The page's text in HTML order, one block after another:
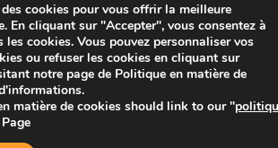
cookies pour vous offrir la meilleure
En cliquant sur "Accepter", vous consentez à
cookies. Vous pouvez personnaliser vos
ou refuser les cookies en cliquant sur
notre page de Politique en matière de
matière de cookies should link to our "